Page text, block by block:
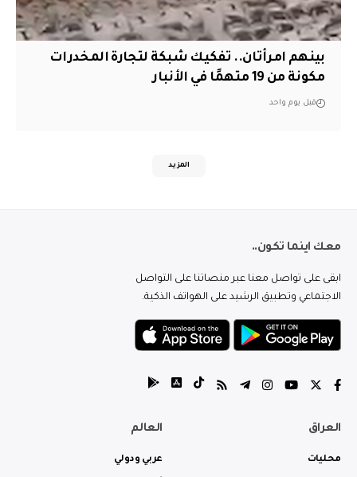
بينهم امرأتان.. تفكيك شبكة لتجارة المخدرات
مكونة من 19 متهمًا في الأنبار
قبل يوم واحد
المزيد
معك اينما تكون..
ابقى على تواصل معنا عبر منصاتنا على التواصل
الاجتماعي وتطبيق الرشيد على الهواتف الذكية.
العراق
محليات
العالم
عربي ودولي